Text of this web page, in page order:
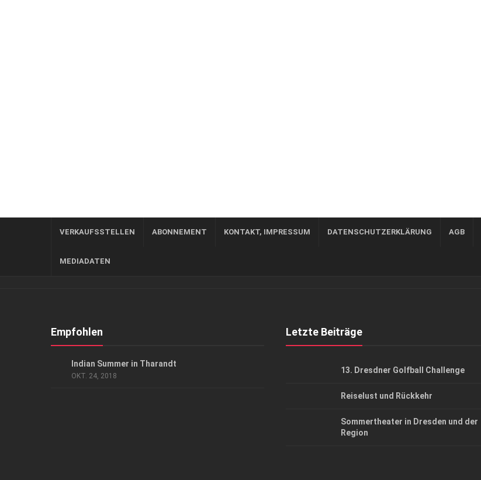
VERKAUFSSTELLEN ABONNEMENT KONTAKT, IMPRESSUM DATENSCHUTZERKLÄRUNG AGB
MEDIADATEN
Empfohlen
Indian Summer in Tharandt
OKT. 24, 2018
Letzte Beiträge
13. Dresdner Golfball Challenge
Reiselust und Rückkehr
Sommertheater in Dresden und der
Region